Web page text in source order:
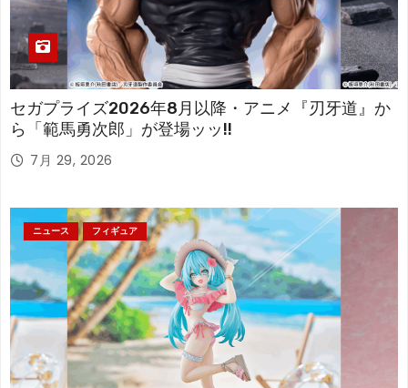
セガプライズ2026年8月以降・アニメ『刃牙道』か
ら「範馬勇次郎」が登場ッッ!!
7月 29, 2026
ニュース フィギュア